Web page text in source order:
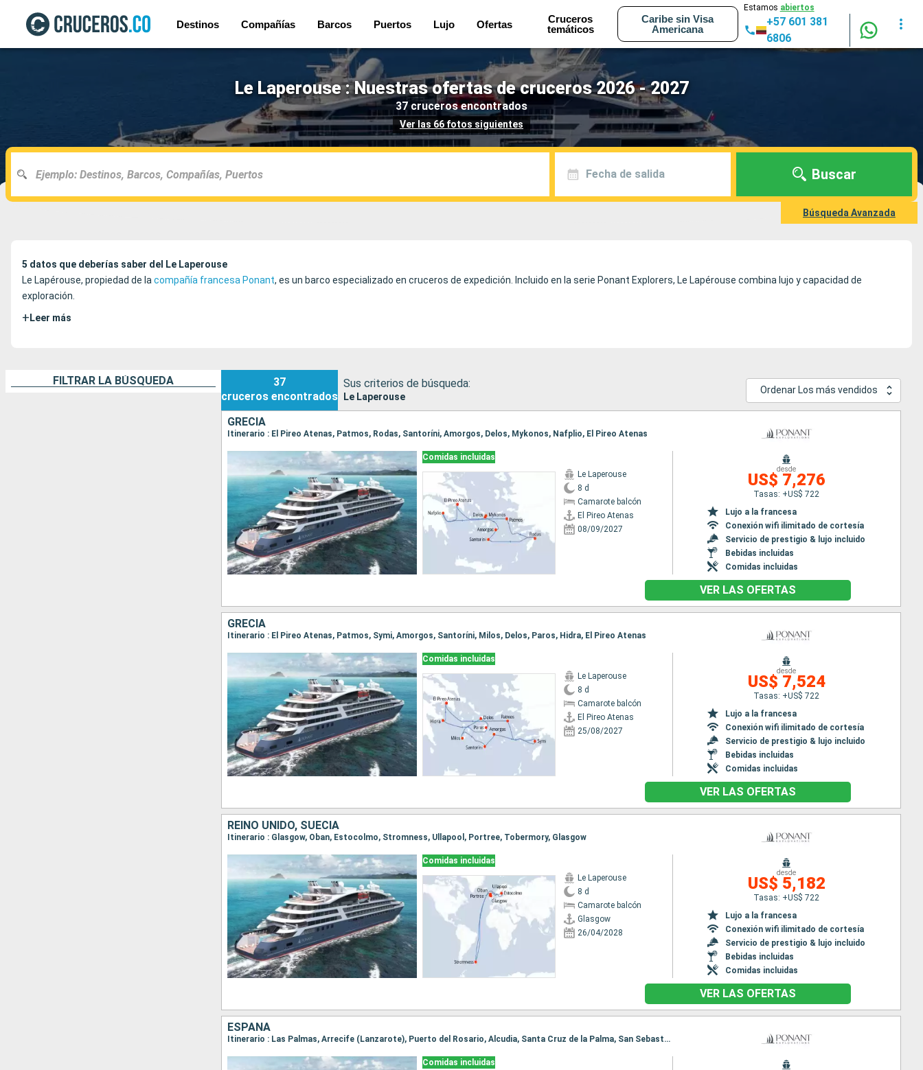
Destinos Compañías Barcos Puertos Lujo Ofertas
Cruceros
temáticos
Caribe sin Visa
Americana
Estamos abiertos
+57 601 381
6806
Le Laperouse : Nuestras ofertas de cruceros 2026 - 2027
37 cruceros encontrados
Ver las 66 fotos siguientes
Fecha de salida Buscar
Búsqueda Avanzada
5 datos que deberías saber del Le Laperouse
Le Lapérouse, propiedad de la compañía francesa Ponant, es un barco especializado en cruceros de expedición. Incluido en la serie Ponant Explorers, Le Lapérouse combina lujo y capacidad de
exploración.
+ Leer más
FILTRAR LA BÚSQUEDA
37
cruceros encontrados
Sus criterios de búsqueda:
Le Laperouse
Ordenar Los más vendidos
GRECIA
Itinerario : El Pireo Atenas, Patmos, Rodas, Santoríni, Amorgos, Delos, Mykonos, Nafplio, El Pireo Atenas
Comidas incluidas
Le Laperouse
8 d
Camarote balcón
El Pireo Atenas
08/09/2027
desde
US$ 7,276
Tasas: +US$ 722
Lujo a la francesa
Conexión wifi ilimitado de cortesía
Servicio de prestigio & lujo incluido
Bebidas incluidas
Comidas incluidas
VER LAS OFERTAS
GRECIA
Itinerario : El Pireo Atenas, Patmos, Symi, Amorgos, Santoríni, Milos, Delos, Paros, Hidra, El Pireo Atenas
Comidas incluidas
Le Laperouse
8 d
Camarote balcón
El Pireo Atenas
25/08/2027
desde
US$ 7,524
Tasas: +US$ 722
Lujo a la francesa
Conexión wifi ilimitado de cortesía
Servicio de prestigio & lujo incluido
Bebidas incluidas
Comidas incluidas
VER LAS OFERTAS
REINO UNIDO, SUECIA
Itinerario : Glasgow, Oban, Estocolmo, Stromness, Ullapool, Portree, Tobermory, Glasgow
Comidas incluidas
Le Laperouse
8 d
Camarote balcón
Glasgow
26/04/2028
desde
US$ 5,182
Tasas: +US$ 722
Lujo a la francesa
Conexión wifi ilimitado de cortesía
Servicio de prestigio & lujo incluido
Bebidas incluidas
Comidas incluidas
VER LAS OFERTAS
ESPAÑA
Itinerario : Las Palmas, Arrecife (Lanzarote), Puerto del Rosario, Alcudia, Santa Cruz de la Palma, San Sebastian de la gomera, Las Palmas
Comidas incluidas